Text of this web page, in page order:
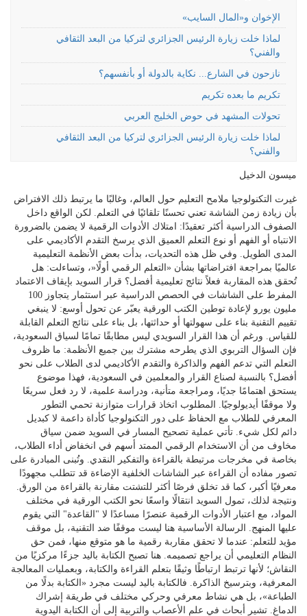
الإخوان و«المال السايب»
لماذا خلت زيارة الرئيس الجزائري لتركيا من البعد الثقافي
والفني؟
نازحون في الشارع... نكاية بالدولة أو بأنفسهم؟
تكريم ما بعده تكريم
تحولات المشهد في حوض الخليج العربي
لماذا خلت زيارة الرئيس الجزائري لتركيا من البعد الثقافي
والفني؟
ميسون الدخيل
غيرت التكنولوجيا ملامح التعليم حول العالم، وغالبًا ما يرتبط ذلك الافتراض
بأن زيادة زمن الشاشة تعني تحسنًا تلقائيًا في التعلم. لكن الواقع داخل
الصفوف الدراسية أكثر تعقيدًا: امتلاك الأدوات الرقمية لا يضمن بالضرورة
الانتباه أو الفهم أو نوع التعلم العميق الذي يرسخ التقدم الأكاديمي على
المدى الطويل. وفي ظل هذه التحديات، بدأت بعض الأنظمة التعليمية
عالميًا بمراجعة افتراضاتها بشأن «التعلم الرقمي أولًا«، وتساءلت: هل
تُحقق هذه المقاربة فعلاً نتائج تعليمية أفضل؟ قرار السويد بإيقاف الاعتماد
المفرط على الشاشات في الحصص الدراسية عبر استثمار يتجاوز 100
مليون يورو لإعادة توطين الكتب الورقية يعبّر عن تحول أوسع: لا ينبغي
تقييم التقنية بناء على سهولتها أو حداثتها، بل بناء على نتائج التعلم القابلة
للقياس. ورغم أن هذا القرار السويدي ليس مطابقًا تمامًا لسياق السعودية،
فإن السؤال التربوي الذي يطرحه مشترك بين جميع الأنظمة: ما ظروف
التعلم التي تدعم الفهم والذاكرة والتقدم الأكاديمي لدى الطلاب على نحو
أفضل؟ بالنسبة لصناع القرار والمعلمين في السعودية، فهذا موضوع
يستحق اهتمامًا جديًا، ومراجعة متأنية، ودراسة علمية، لا رد فعل سريعًا
ولا موقفًا أيديولوجيًا. المطلوب اتخاذ قرارات متوازنة تحمي التطور
المعرفي للطلاب مع الحفاظ على دور التكنولوجيا كأداة داعمة لا كبديل
دائم لكل شيء. تأتي عملية تصحيح المسار في السويد ضمن سياق
مخاوف من أن الاستخدام الرقمي الممتد أسهم في انخفاض أداء الطلاب،
بخاصة في مخرجات مرتبطة بالقراءة والتفكير النقدي. وتُبنى المبادرة على
تصور مفاده أن القراءة عبر الشاشات الخلفية الإضاءة قد تتطلب مجهودًا
معرفيًا أكبر، كما قد تخلق فرصًا أكثر للتشتت مقارنة بالقراءة من الورق.
ونتيجة لذلك، تمول السويد انتقالًا واسعًا نحو الكتب الورقية في مختلف
المواد، مع اعتبار الأدوات الرقمية عنصرًا مساعدًا لا "القاعدة" التي يقوم
عليها المنهج. الرسالة الأساسية هنا ليست موقفًا ضد التقنية، بل موقف
مؤيد للتعلم: عندما لا تحقق مقاربة رقمية ما هو متوقع منها، فمن حق
النظام التعليمي أن يراجع تصميمه. هنا تصبح الكتابة باليد جزءًا مركزيًا من
النقاش؛ لأنها ترتبط ارتباطًا وثيقًا بتعلم القراءة والكتابة، وبعمليات المعالجة
المعرفية، وبترسيخ الذاكرة. فالكتابة باليد ليست مجرد «الكتابة بدلًا من
الطباعة»، بل هي نشاط معرفي وحركي مختلف في طريقة إشراك
الدماغ. تشير أبحاث في علم الأعصاب والتربية إلى أن الكتابة اليدوية